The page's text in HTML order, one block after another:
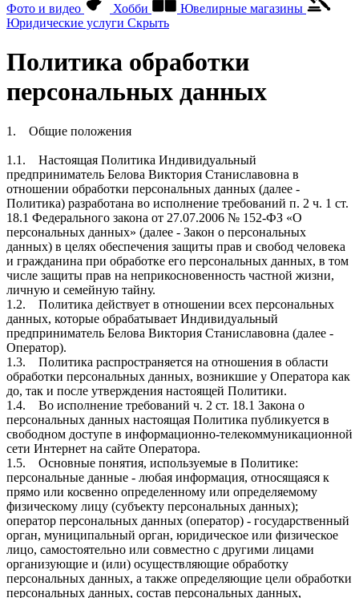
Фото и видео Хобби
Ювелирные магазины
Юридические услуги Скрыть
Политика обработки
персональных данных
1. Общие положения
1.1. Настоящая Политика Индивидуальный
предприниматель Белова Виктория Станиславовна в
отношении обработки персональных данных (далее -
Политика) разработана во исполнение требований п. 2 ч. 1 ст.
18.1 Федерального закона от 27.07.2006 № 152-ФЗ «О
персональных данных» (далее - Закон о персональных
данных) в целях обеспечения защиты прав и свобод человека
и гражданина при обработке его персональных данных, в том
числе защиты прав на неприкосновенность частной жизни,
личную и семейную тайну.
1.2. Политика действует в отношении всех персональных
данных, которые обрабатывает Индивидуальный
предприниматель Белова Виктория Станиславовна (далее -
Оператор).
1.3. Политика распространяется на отношения в области
обработки персональных данных, возникшие у Оператора как
до, так и после утверждения настоящей Политики.
1.4. Во исполнение требований ч. 2 ст. 18.1 Закона о
персональных данных настоящая Политика публикуется в
свободном доступе в информационно-телекоммуникационной
сети Интернет на сайте Оператора.
1.5. Основные понятия, используемые в Политике:
персональные данные - любая информация, относящаяся к
прямо или косвенно определенному или определяемому
физическому лицу (субъекту персональных данных);
оператор персональных данных (оператор) - государственный
орган, муниципальный орган, юридическое или физическое
лицо, самостоятельно или совместно с другими лицами
организующие и (или) осуществляющие обработку
персональных данных, а также определяющие цели обработки
персональных данных, состав персональных данных,